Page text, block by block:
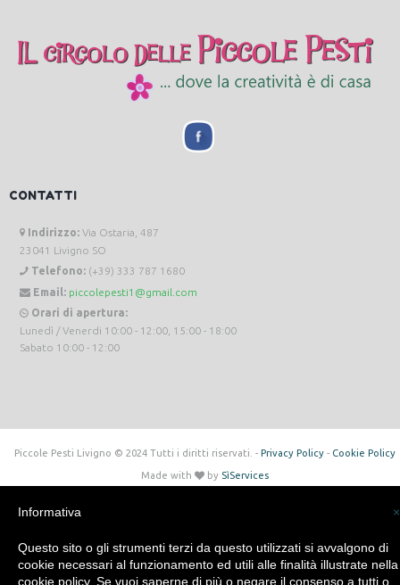
CONTATTI
Indirizzo: Via Ostaria, 487
23041 Livigno SO
Telefono: (+39) 333 787 1680
Email: piccolepesti1@gmail.com
Orari di apertura:
Lunedì / Venerdi 10:00 - 12:00, 15:00 - 18:00
Sabato 10:00 - 12:00
Piccole Pesti Livigno © 2024 Tutti i diritti riservati. - Privacy Policy- Cookie Policy
Made with by SìServices
×
Informativa
Questo sito o gli strumenti terzi da questo utilizzati si avvalgono di
cookie necessari al funzionamento ed utili alle finalità illustrate nella
cookie policy. Se vuoi saperne di più o negare il consenso a tutti o